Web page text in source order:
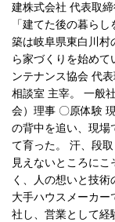
建株式会社 代表取
「建てた後の暮ら
築は岐阜県東白川村
ら家づくりを始め
ンテナンス協会 代
相談室 主宰。 一般
会）理事 〇原体験
の背中を追い、現場
て育った。 汗、段
見えないところに
く、人の想いと技
大手ハウスメーカー
社し、営業として経